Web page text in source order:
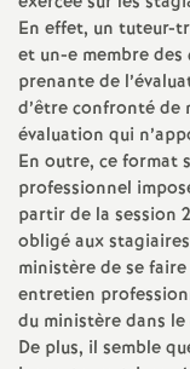
En effet, un tuteur-
et un-e membre
prenante de
d’être confronté de
évaluation qui
En outre, ce format
professionnel
partir de la session
obligé aux
ministère de se
entretien
du ministère dans
De plus, il semble